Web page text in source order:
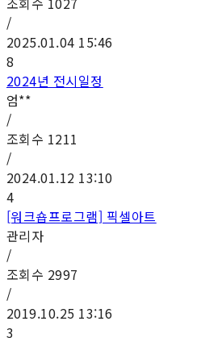
/
2025.01.04 15:46
8
2024년 전시일정
엄**
/
조회수 1211
/
2024.01.12 13:10
4
[워크숍프로그램] 픽셀아트
관리자
/
조회수 2997
/
2019.10.25 13:16
3